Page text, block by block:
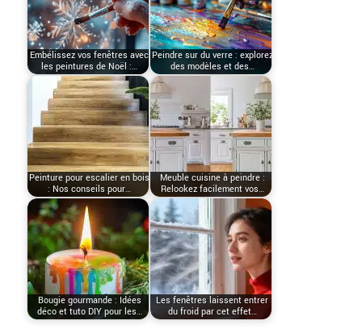
Embélissez vos fenêtres avec
les peintures de Noël :…
Peindre sur du verre : explorez
des modèles et des…
Peinture pour escalier en bois
: Nos conseils pour…
Meuble cuisine à peindre :
Relookez facilement vos…
Bougie gourmande : Idées
déco et tuto DIY pour les…
Les fenêtres laissent entrer
du froid par cet effet…